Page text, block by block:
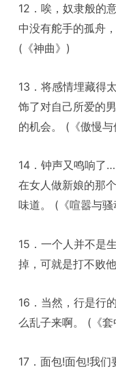
12．唉，奴隶般的
中没有舵手的孤舟
(《神曲》)
13．将感情埋藏得
饰了对自己所爱的
的机会。 (《傲慢与
14．钟声又鸣响了
在女人做新娘的那
味道。 (《喧嚣与骚
15．一个人并不是
掉，可就是打不败
16．当然，行是行
么乱子来啊。 (《套
17．面包!面包!我